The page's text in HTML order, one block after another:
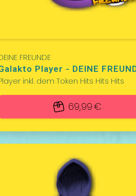
FREUNDE
inkl. dem Token Hits Hits Hits
69,99 €